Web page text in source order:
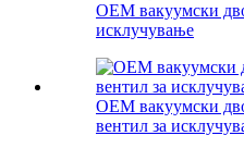
OEM вакуумски
исклучување
OEM вакуумски
вентил за